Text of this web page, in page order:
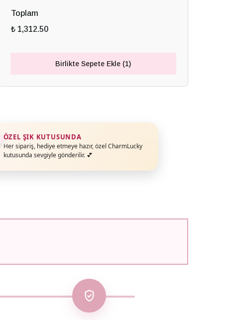
Toplam
₺ 1,312.50
Birlikte Sepete Ekle (1)
ÖZEL ŞIK KUTUSUNDA
Her sipariş, hediye etmeye hazır, özel CharmLucky
kutusunda sevgiyle gönderilir. 💕